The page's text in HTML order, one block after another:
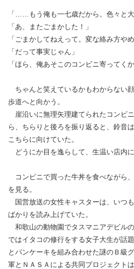
「……もう俺も一七歳だから。色々と大
「あ、またごまかした！」
「ごまかしてねえって。変な絡み方やめ
「だって事実じゃん」
「ほら、俺あそこのコンビニ寄ってく
ちゃんと笑えているかもわからない
歩道へと向かう。
崖沿いに無理矢理建てられたコンビ
ら、ちらりと後ろを振り返ると、鈴音
こちらに向けていた。
どうにか目を逸らして、生温い店内に
コンビニで買った牛丼を食べながら
を見る。
国営放送の女性キャスターは、いつ
ばかりを読み上げていた。
和歌山の動物園でタスマニアデビル
ではイタコの修行をする女子大生が話
とパンケーキを組み合わせた謎のＢ級
軍とＮＡＳＡによる共同プロジェクト